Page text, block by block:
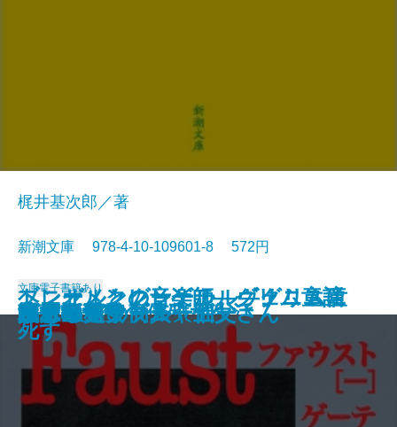
ジュリアス・シーザー
近代能楽集
ファウスト〔二〕
江分利満氏の優雅な生活
藤村詩集
楼蘭
幸福な王子
ブレーメンの音楽師―グリム童話
集III―
ヘンゼルとグレーテル―グリム童
話集II―
檸檬
梶井基次郎／著
新潮文庫 978-4-10-109601-8 572円
文庫電子書籍あり
ファウスト〔一〕
リア王
眠れる美女
ヴェニスの商人
美しい星
レ・ミゼラブル〔五〕
かもめ・ワーニャ伯父さん
ハムレット
トニオ・クレーゲル ヴェニスに
死す
八月の光